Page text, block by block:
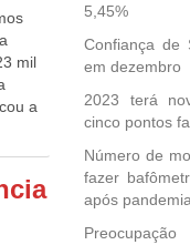
mil
a
de
5,45%
Confiança de
em dezembro
2023 terá
cinco pontos
Número de
fazer
após pandemia